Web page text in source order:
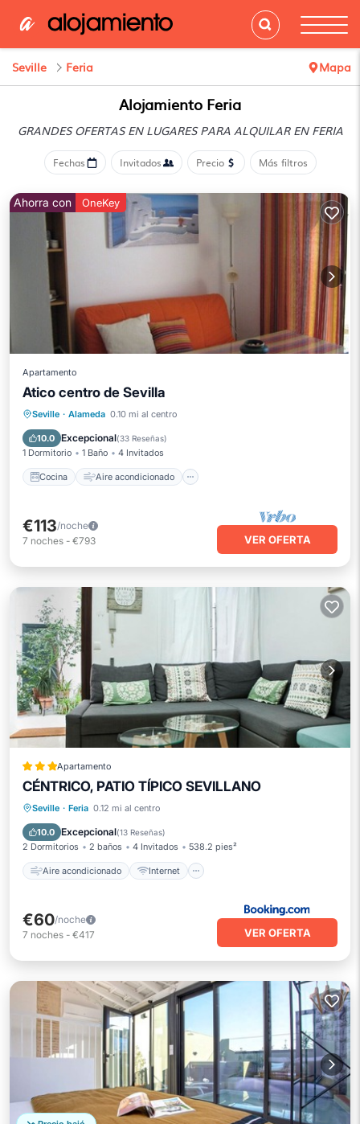
Seville Feria Mapa
Alojamiento Feria
GRANDES OFERTAS EN LUGARESPARA ALQUILAR EN FERIA
Fechas Invitados Precio Más filtros
Ahorra con OneKey
Apartamento
Atico centro de Sevilla
Seville · Alameda 0.10 mi al centro
10.0 Excepcional(33 Reseñas)
1 Dormitorio 1 Baño 4 Invitados
Cocina Aire acondicionado
Cocina Aire acondicionado
Apto para niños
€113/noche
7 noches - €793 VER OFERTA
Apartamento
CÉNTRICO, PATIO TÍPICO SEVILLANO
Seville · Feria 0.12 mi al centro
10.0 Excepcional(13 Reseñas)
2 Dormitorios 2 baños 4 Invitados 538.2 pies²
Aire acondicionado Internet
Aire acondicionado
Apto para niños
€60/noche
7 noches - €417 VER OFERTA